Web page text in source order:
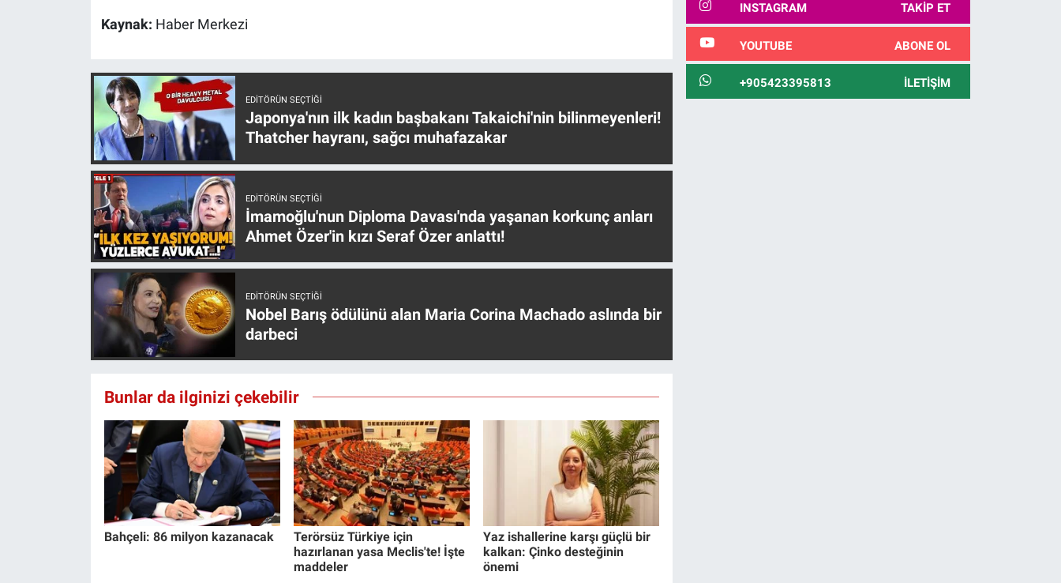
Kaynak: Haber Merkezi
EDITÖRÜN SEÇTIĞI
Japonya'nın ilk kadın başbakanı Takaichi'nin bilinmeyenleri!
Thatcher hayranı, sağcı muhafazakar
EDITÖRÜN SEÇTIĞI
İmamoğlu'nun Diploma Davası'nda yaşanan korkunç anları
Ahmet Özer'in kızı Seraf Özer anlattı!
EDITÖRÜN SEÇTIĞI
Nobel Barış ödülünü alan Maria Corina Machado aslında bir
darbeci
Bunlar da ilginizi çekebilir
Bahçeli: 86 milyon kazanacak
Terörsüz Türkiye için
hazırlanan yasa Meclis'te! İşte
maddeler
Yaz ishallerine karşı güçlü bir
kalkan: Çinko desteğinin
önemi
INSTAGRAM TAKIP ET
YOUTUBE ABONE OL
+905423395813 İLETIŞIM
Teknoloji
Türkiye'nin Gündemi
Yerel Gündem
Yerel Yaşam
Canlı Yayın